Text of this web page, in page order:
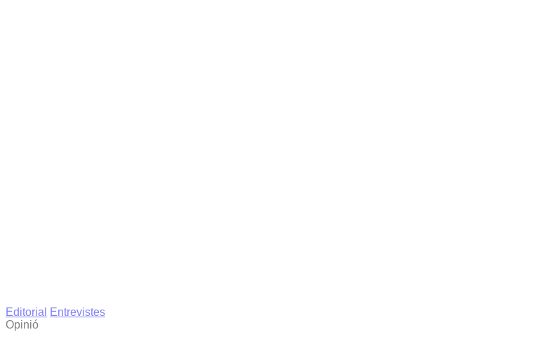
Editorial
Entrevistes
Opinió